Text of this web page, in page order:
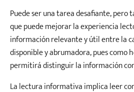
Puede ser una tarea desafiante, pero
que puede mejorar la experiencia
información relevante y útil entre la
disponible y abrumadora, pues como
permitirá distinguir la información
La lectura informativa implica leer